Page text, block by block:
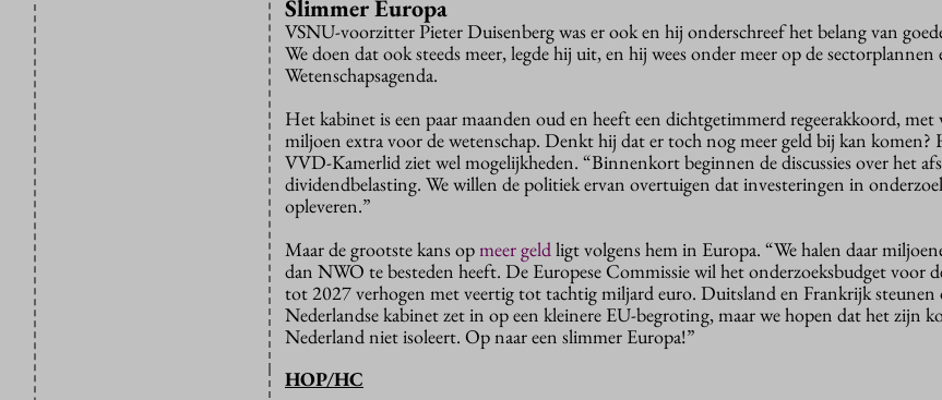
Slimmer Europa
VSNU-voorzitter Pieter Duisenberg was er ook en hij onderschreef het belang van
We doen dat ook steeds meer, legde hij uit, en hij wees onder meer op de
Wetenschapsagenda.
Het kabinet is een paar maanden oud en heeft een dichtgetimmerd regeerakkoord, met
miljoen extra voor de wetenschap. Denkt hij dat er toch nog meer geld bij kan komen?
VVD-Kamerlid ziet wel mogelijkheden. “Binnenkort beginnen de discussies over het
dividendbelasting. We willen de politiek ervan overtuigen dat investeringen in
opleveren.”
Maar de grootste kans op meer geld ligt volgens hem in Europa. “We halen daar
dan NWO te besteden heeft. De Europese Commissie wil het onderzoeksbudget voor
tot 2027 verhogen met veertig tot tachtig miljard euro. Duitsland en Frankrijk
Nederlandse kabinet zet in op een kleinere EU-begroting, maar we hopen dat het zijn
Nederland niet isoleert. Op naar een slimmer Europa!”
HOP/HC